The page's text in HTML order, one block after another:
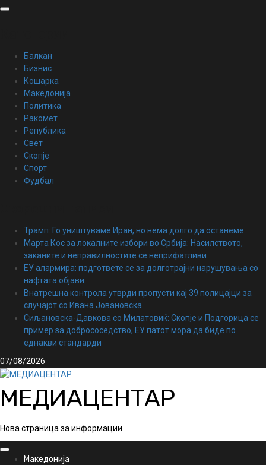
Skip
Балкан
Бизнис
Кошарка
Македонија
Политика
Ракомет
Република
Свет
Скопје
Спорт
Фудбал
Трамп: Го уништуваме Иран, но нема долго да останеме
Марта Кос за локалните избори во Србија: Насилството,
заканите и неправилностите се неприфатливи
ЕУ алармира: подгответе се за долготрајни нарушувања со
нафтата објави
Внатрешна контрола утврди пропусти кај 39 полицајци за
случајот со Ивана Јовановска
Сиљановска-Давкова со Милатовиќ: Скопје и Подгорица се
пример за добрососедство, ЕУ патот мора да биде по
еднакви стандарди
07/08/2026
МЕДИАЦЕНТАР
Нова страница за информации
PrimaryМакедонија